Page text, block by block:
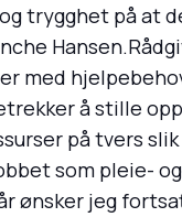
trygghet på at
med
å stille
på tvers
som pleie-
ønsker jeg